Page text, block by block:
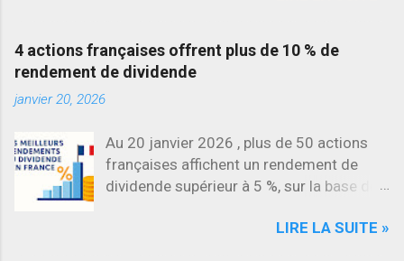
4 actions françaises offrent plus de 10 % de
rendement de dividende
janvier 20, 2026
Au 20 janvier 2026 , plus de 50 actions
françaises affichent un rendement de
dividende supérieur à 5 %, sur la base des
évolutions les plus marquantes concerne
LIRE LA SUITE »